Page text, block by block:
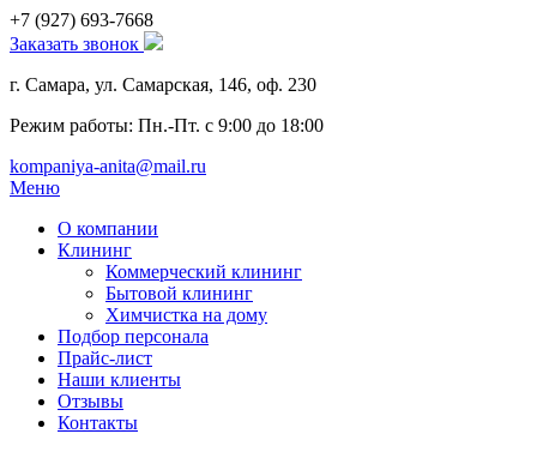
+7 (927) 693-7668
Заказать звонок
г. Самара, ул. Самарская, 146, оф. 230
Режим работы: Пн.-Пт. с 9:00 до 18:00
kompaniya-anita@mail.ru
Меню
О компании
Клининг
Коммерческий клининг
Бытовой клининг
Химчистка на дому
Подбор персонала
Прайс-лист
Наши клиенты
Отзывы
Контакты